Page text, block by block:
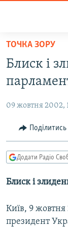
Перейти
основного
матеріалу
Перейти
до
навігації
Перейти
до
СТАТТІ
ПОЛІТИКА
ЕКОНОМІКА
КУЛЬТУРА
СПОРТ
СВІТ
ВІЙНА
РОСІЙСЬКА
КРИМ.РЕАЛІЇ
ТИ ЯК?
ТОЧКА ЗОРУ
Блиск і
09 жовтня 2002,
Поділитись
Додати Радіо
Блиск і
Київ, 9
президент